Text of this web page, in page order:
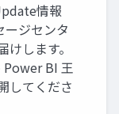
情報
ジセンタ
します。
Power BI 王
してくださ